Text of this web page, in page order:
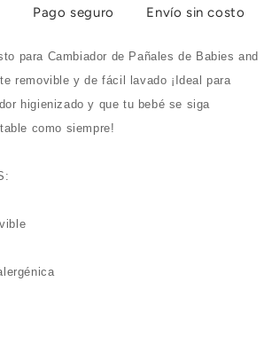
Pago seguro Envío sin costo
para Cambiador de Pañales de Babies and
removible y de fácil lavado ¡Ideal para
higienizado y que tu bebé se siga
como siempre!